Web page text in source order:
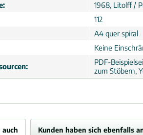
1968, Litolff /
112
A4 quer spiral
Keine
PDF-
zum Stöbern,
auch Kunden haben sich ebenfalls